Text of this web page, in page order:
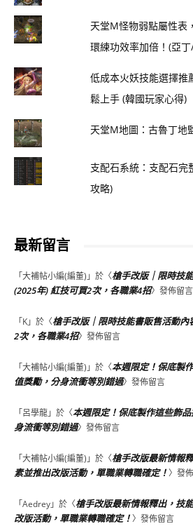
天堂M怪物弱點屬性表
環練功效率加倍！(亞
低成本火妖技能選擇推
鬆上手 (韓國玩家心得)
天堂M地圖：古魯丁地
支配石系統：支配石完
攻略)
最新留言
「大補帖小編(編董) 」於〈槍手改版｜限時技
(2025年) 紅技可買2次，各職業4招〉發佈留言
「K」於〈槍手改版｜限時技能書販售活動內
2次，各職業4招〉發佈留言
「大補帖小編(編董) 」於〈本週限定！保底製
值獎勵，分身流衝等別錯過〉發佈留言
「呂學龍」於〈本週限定！保底製作這些飾
身流衝等別錯過〉發佈留言
「大補帖小編(編董) 」於〈槍手改版最新情報
素並推出改版活動，單職業轉職確定！〉發
「Aedrey」於〈槍手改版最新情報釋出，技
改版活動，單職業轉職確定！〉發佈留言